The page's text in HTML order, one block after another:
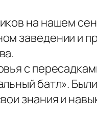
на нашем
заведении и
с
батл».
знания и